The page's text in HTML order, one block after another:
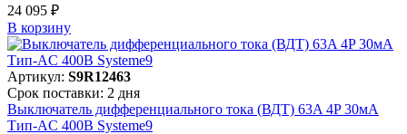
24 095 ₽
В корзинy
Артикул: S9R12463
Срок поставки: 2 дня
Выключатель дифференциального тока (ВДТ) 63A 4P 30мА
Тип-AC 400В Systeme9